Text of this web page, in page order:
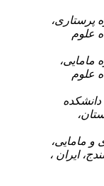
علوم
علوم
مامایی،
ایران ،